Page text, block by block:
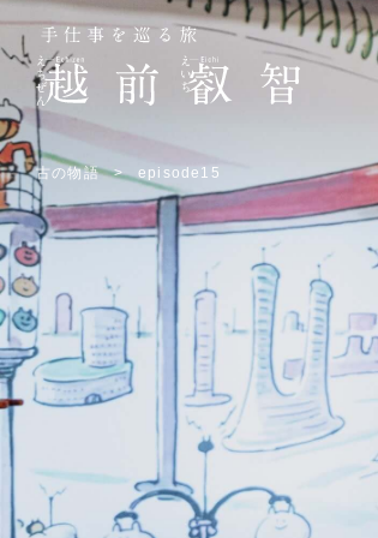
越前叡智
古の物語 episode15